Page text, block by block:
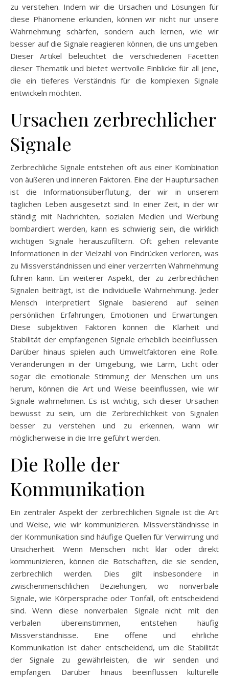
zu verstehen. Indem wir die Ursachen und Lösungen für
diese Phänomene erkunden, können wir nicht nur unsere
Wahrnehmung schärfen, sondern auch lernen, wie wir
besser auf die Signale reagieren können, die uns umgeben.
Dieser Artikel beleuchtet die verschiedenen Facetten
dieser Thematik und bietet wertvolle Einblicke für all jene,
die ein tieferes Verständnis für die komplexen Signale
entwickeln möchten.
Ursachen zerbrechlicher
Signale
Zerbrechliche Signale entstehen oft aus einer Kombination
von äußeren und inneren Faktoren. Eine der Hauptursachen
ist die Informationsüberflutung, der wir in unserem
täglichen Leben ausgesetzt sind. In einer Zeit, in der wir
ständig mit Nachrichten, sozialen Medien und Werbung
bombardiert werden, kann es schwierig sein, die wirklich
wichtigen Signale herauszufiltern. Oft gehen relevante
Informationen in der Vielzahl von Eindrücken verloren, was
zu Missverständnissen und einer verzerrten Wahrnehmung
führen kann. Ein weiterer Aspekt, der zu zerbrechlichen
Signalen beiträgt, ist die individuelle Wahrnehmung. Jeder
Mensch interpretiert Signale basierend auf seinen
persönlichen Erfahrungen, Emotionen und Erwartungen.
Diese subjektiven Faktoren können die Klarheit und
Stabilität der empfangenen Signale erheblich beeinflussen.
Darüber hinaus spielen auch Umweltfaktoren eine Rolle.
Veränderungen in der Umgebung, wie Lärm, Licht oder
sogar die emotionale Stimmung der Menschen um uns
herum, können die Art und Weise beeinflussen, wie wir
Signale wahrnehmen. Es ist wichtig, sich dieser Ursachen
bewusst zu sein, um die Zerbrechlichkeit von Signalen
besser zu verstehen und zu erkennen, wann wir
möglicherweise in die Irre geführt werden.
Die Rolle der
Kommunikation
Ein zentraler Aspekt der zerbrechlichen Signale ist die Art
und Weise, wie wir kommunizieren. Missverständnisse in
der Kommunikation sind häufige Quellen für Verwirrung und
Unsicherheit. Wenn Menschen nicht klar oder direkt
kommunizieren, können die Botschaften, die sie senden,
zerbrechlich werden. Dies gilt insbesondere in
zwischenmenschlichen Beziehungen, wo nonverbale
Signale, wie Körpersprache oder Tonfall, oft entscheidend
sind. Wenn diese nonverbalen Signale nicht mit den
verbalen übereinstimmen, entstehen häufig
Missverständnisse. Eine offene und ehrliche
Kommunikation ist daher entscheidend, um die Stabilität
der Signale zu gewährleisten, die wir senden und
empfangen. Darüber hinaus beeinflussen kulturelle